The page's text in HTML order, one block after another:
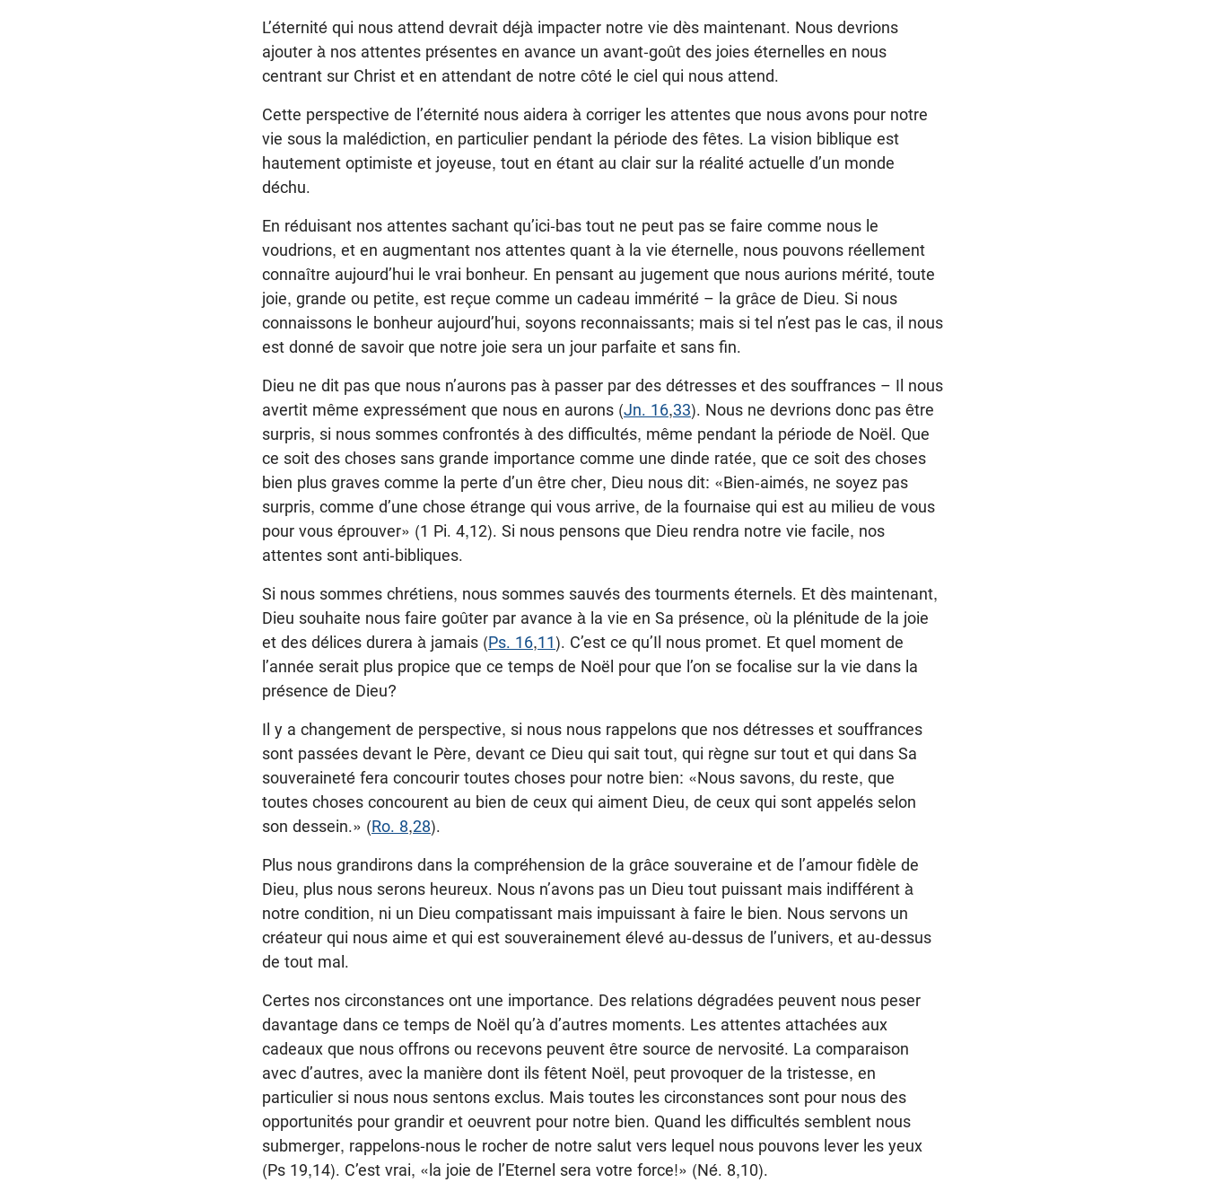
L’éternité qui nous attend devrait déjà impacter notre vie dès maintenant. Nous devrions
ajouter à nos attentes présentes en avance un avant-goût des joies éternelles en nous
centrant sur Christ et en attendant de notre côté le ciel qui nous attend.
Cette perspective de l’éternité nous aidera à corriger les attentes que nous avons pour notre
vie sous la malédiction, en particulier pendant la période des fêtes. La vision biblique est
hautement optimiste et joyeuse, tout en étant au clair sur la réalité actuelle d’un monde
déchu.
En réduisant nos attentes sachant qu’ici-bas tout ne peut pas se faire comme nous le
voudrions, et en augmentant nos attentes quant à la vie éternelle, nous pouvons réellement
connaître aujourd’hui le vrai bonheur. En pensant au jugement que nous aurions mérité, toute
joie, grande ou petite, est reçue comme un cadeau immérité – la grâce de Dieu. Si nous
connaissons le bonheur aujourd’hui, soyons reconnaissants; mais si tel n’est pas le cas, il nous
est donné de savoir que notre joie sera un jour parfaite et sans fin.
Dieu ne dit pas que nous n’aurons pas à passer par des détresses et des souffrances – Il nous
avertit même expressément que nous en aurons (Jn. 16,33). Nous ne devrions donc pas être
surpris, si nous sommes confrontés à des difficultés, même pendant la période de Noël. Que
ce soit des choses sans grande importance comme une dinde ratée, que ce soit des choses
bien plus graves comme la perte d’un être cher, Dieu nous dit: «Bien-aimés, ne soyez pas
surpris, comme d’une chose étrange qui vous arrive, de la fournaise qui est au milieu de vous
pour vous éprouver» (1 Pi. 4,12). Si nous pensons que Dieu rendra notre vie facile, nos
attentes sont anti-bibliques.
Si nous sommes chrétiens, nous sommes sauvés des tourments éternels. Et dès maintenant,
Dieu souhaite nous faire goûter par avance à la vie en Sa présence, où la plénitude de la joie
et des délices durera à jamais (Ps. 16,11). C’est ce qu’Il nous promet. Et quel moment de
l’année serait plus propice que ce temps de Noël pour que l’on se focalise sur la vie dans la
présence de Dieu?
Il y a changement de perspective, si nous nous rappelons que nos détresses et souffrances
sont passées devant le Père, devant ce Dieu qui sait tout, qui règne sur tout et qui dans Sa
souveraineté fera concourir toutes choses pour notre bien: «Nous savons, du reste, que
toutes choses concourent au bien de ceux qui aiment Dieu, de ceux qui sont appelés selon
son dessein.» (Ro. 8,28).
Plus nous grandirons dans la compréhension de la grâce souveraine et de l’amour fidèle de
Dieu, plus nous serons heureux. Nous n’avons pas un Dieu tout puissant mais indifférent à
notre condition, ni un Dieu compatissant mais impuissant à faire le bien. Nous servons un
créateur qui nous aime et qui est souverainement élevé au-dessus de l’univers, et au-dessus
de tout mal.
Certes nos circonstances ont une importance. Des relations dégradées peuvent nous peser
davantage dans ce temps de Noël qu’à d’autres moments. Les attentes attachées aux
cadeaux que nous offrons ou recevons peuvent être source de nervosité. La comparaison
avec d’autres, avec la manière dont ils fêtent Noël, peut provoquer de la tristesse, en
particulier si nous nous sentons exclus. Mais toutes les circonstances sont pour nous des
opportunités pour grandir et oeuvrent pour notre bien. Quand les difficultés semblent nous
submerger, rappelons-nous le rocher de notre salut vers lequel nous pouvons lever les yeux
(Ps 19,14). C’est vrai, «la joie de l’Eternel sera votre force!» (Né. 8,10).